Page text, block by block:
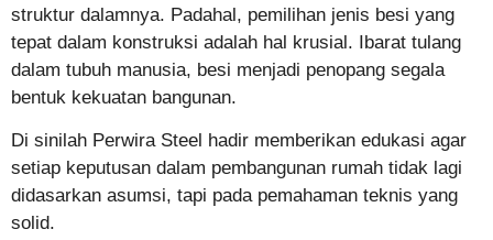
struktur dalamnya. Padahal, pemilihan jenis besi yang
tepat dalam konstruksi adalah hal krusial. Ibarat tulang
dalam tubuh manusia, besi menjadi penopang segala
bentuk kekuatan bangunan.
Di sinilah Perwira Steel hadir memberikan edukasi agar
setiap keputusan dalam pembangunan rumah tidak lagi
didasarkan asumsi, tapi pada pemahaman teknis yang
solid.